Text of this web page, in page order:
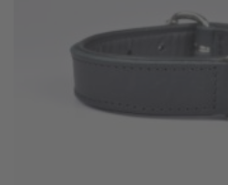
können
der